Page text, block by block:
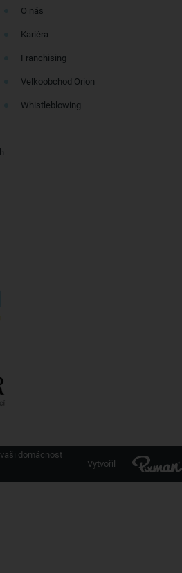
O nás
Kariéra
Franchising
Velkoobchod Orion
Whistleblowing
domácnost
Vytvořil